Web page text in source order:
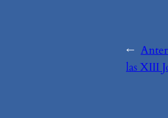
←
las XIII